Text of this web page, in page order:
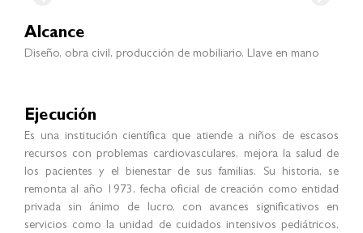
Alcance
Diseño, obra civil, producción de mobiliario. Llave en mano
Ejecución
Es una institución científica que atiende a niños de escasos
recursos con problemas cardiovasculares, mejora la salud de
los pacientes y el bienestar de sus familias. Su historia, se
remonta al año 1973, fecha oficial de creación como entidad
privada sin ánimo de lucro, con avances significativos en
servicios como la unidad de cuidados intensivos pediátricos,